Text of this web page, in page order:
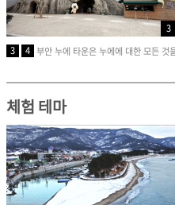
3
3
4 부안 누에 타운은 누에에 대한 모든 것
체험 테마